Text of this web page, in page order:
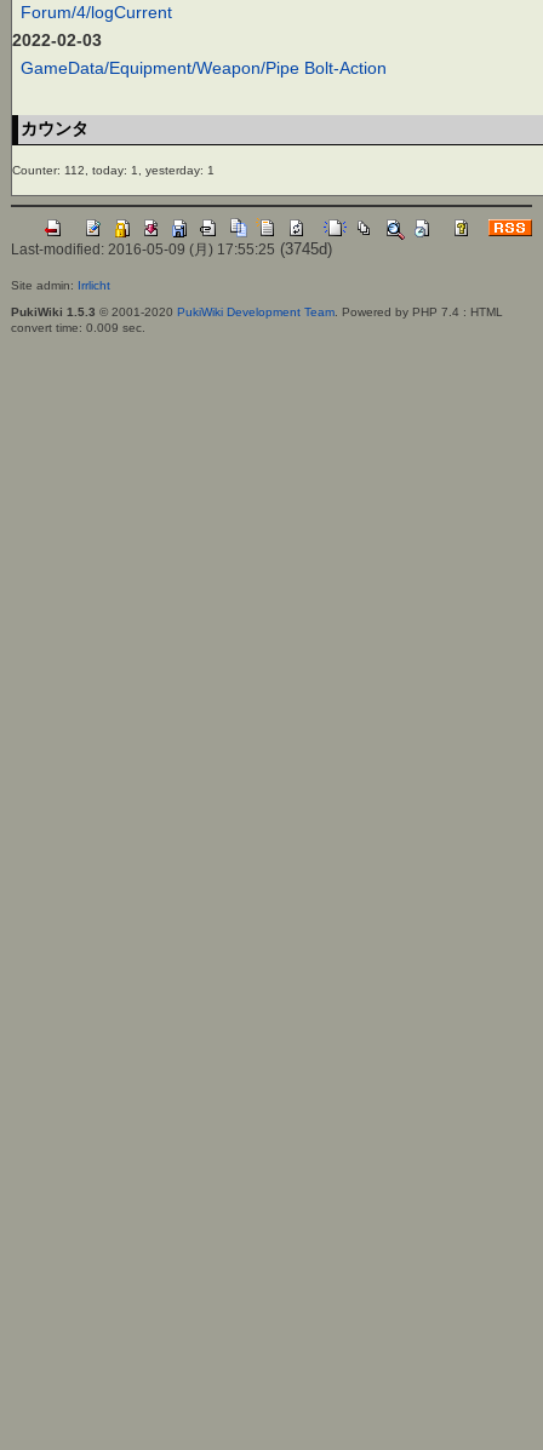
Forum/4/logCurrent
2022-02-03
GameData/Equipment/Weapon/Pipe Bolt-Action
カウンタ
Counter: 112, today: 1, yesterday: 1
Last-modified: 2016-05-09 (月) 17:55:25 (3745d)
Site admin: Irrlicht
PukiWiki 1.5.3 © 2001-2020 PukiWiki Development Team. Powered by PHP 7.4 : HTML
convert time: 0.009 sec.